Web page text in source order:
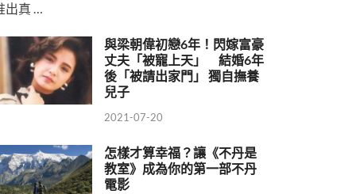
出真 …
與梁朝偉初戀6年！閃嫁富豪
丈夫「被寵上天」 結婚6年
後「被請出家門」 獨自撫養
兒子
2021-07-20
怎樣才算幸福？讓《不丹是
教室》成為你的第一部不丹
電影